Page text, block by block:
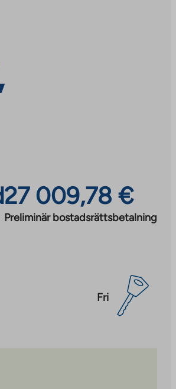
27 009,78 €
Preliminär bostadsrättsbetalning
Fri